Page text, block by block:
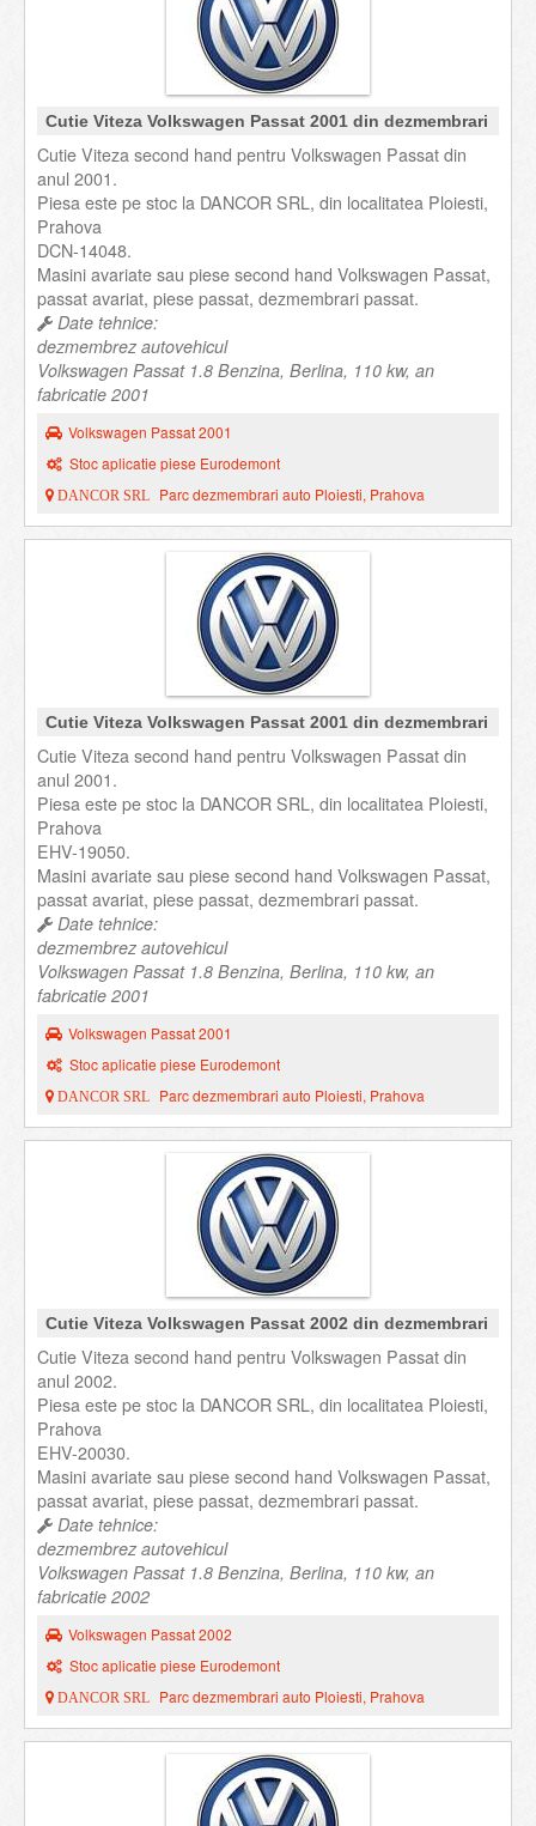
Cutie Viteza Volkswagen Passat 2001 din dezmembrari
Cutie Viteza second hand pentru Volkswagen Passat din
anul 2001.
Piesa este pe stoc la DANCOR SRL, din localitatea Ploiesti,
Prahova
DCN-14048.
Masini avariate sau piese second hand Volkswagen Passat,
passat avariat, piese passat, dezmembrari passat.
Date tehnice:
dezmembrez autovehicul
Volkswagen Passat 1.8 Benzina, Berlina, 110 kw, an
fabricatie 2001
Volkswagen Passat 2001
Stoc aplicatie piese Eurodemont
DANCOR SRL Parc dezmembrari auto Ploiesti, Prahova
Cutie Viteza Volkswagen Passat 2001 din dezmembrari
Cutie Viteza second hand pentru Volkswagen Passat din
anul 2001.
Piesa este pe stoc la DANCOR SRL, din localitatea Ploiesti,
Prahova
EHV-19050.
Masini avariate sau piese second hand Volkswagen Passat,
passat avariat, piese passat, dezmembrari passat.
Date tehnice:
dezmembrez autovehicul
Volkswagen Passat 1.8 Benzina, Berlina, 110 kw, an
fabricatie 2001
Volkswagen Passat 2001
Stoc aplicatie piese Eurodemont
DANCOR SRL Parc dezmembrari auto Ploiesti, Prahova
Cutie Viteza Volkswagen Passat 2002 din dezmembrari
Cutie Viteza second hand pentru Volkswagen Passat din
anul 2002.
Piesa este pe stoc la DANCOR SRL, din localitatea Ploiesti,
Prahova
EHV-20030.
Masini avariate sau piese second hand Volkswagen Passat,
passat avariat, piese passat, dezmembrari passat.
Date tehnice:
dezmembrez autovehicul
Volkswagen Passat 1.8 Benzina, Berlina, 110 kw, an
fabricatie 2002
Volkswagen Passat 2002
Stoc aplicatie piese Eurodemont
DANCOR SRL Parc dezmembrari auto Ploiesti, Prahova